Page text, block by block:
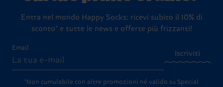
Entra nel mondo Happy Socks: ricevi subito il 10% di
sconto* e tutte le news e offerte più frizzanti!
Email
Iscriviti
*Non cumulabile con altre promozioni né valido su Special